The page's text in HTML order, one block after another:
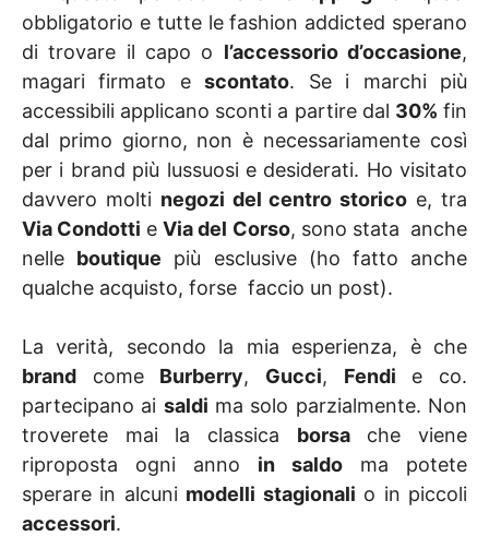
obbligatorio e tutte le fashion addicted sperano
di trovare il capo o l’accessorio d’occasione,
magari firmato escontato. Se i marchi più
accessibili applicano sconti a partire dal 30% fin
dal primo giorno, non è necessariamente così
per i brand più lussuosi e desiderati. Ho visitato
davvero molti negozi del centro storico e, tra
Via Condotti eVia del Corso, sono stata anche
nelle boutique più esclusive (ho fatto anche
qualche acquisto, forse faccio un post).
La verità, secondo la mia esperienza, è che
brand come Burberry, Gucci, Fendi e co.
partecipano ai saldi ma solo parzialmente. Non
troverete mai la classica borsache viene
riproposta ogni anno in saldo ma potete
sperare in alcuni modelli stagionali o in piccoli
accessori.